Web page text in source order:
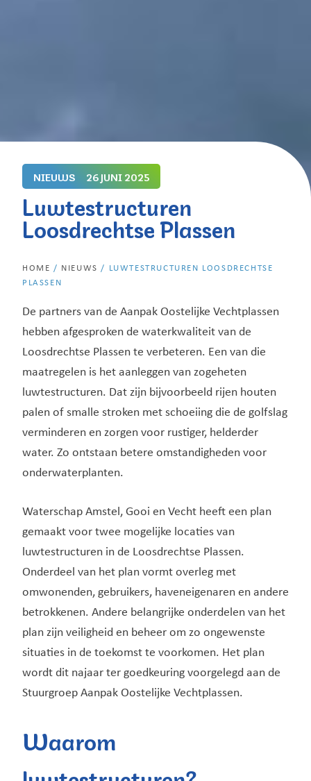
NIEUWS 26 JUNI 2025
Luwtestructuren
Loosdrechtse Plassen
HOME / NIEUWS /
LUWTESTRUCTUREN LOOSDRECHTSE
PLASSEN
De partners van de Aanpak Oostelijke Vechtplassen
hebben afgesproken de waterkwaliteit van de
Loosdrechtse Plassen te verbeteren. Een van die
maatregelen is het aanleggen van zogeheten
luwtestructuren. Dat zijn bijvoorbeeld rijen houten
palen of smalle stroken met schoeiing die de golfslag
verminderen en zorgen voor rustiger, helderder
water. Zo ontstaan betere omstandigheden voor
onderwaterplanten.
Waterschap Amstel, Gooi en Vecht heeft een plan
gemaakt voor twee mogelijke locaties van
luwtestructuren in de Loosdrechtse Plassen.
Onderdeel van het plan vormt overleg met
omwonenden, gebruikers, haveneigenaren en andere
betrokkenen. Andere belangrijke onderdelen van het
plan zijn veiligheid en beheer om zo ongewenste
situaties in de toekomst te voorkomen. Het plan
wordt dit najaar ter goedkeuring voorgelegd aan de
Stuurgroep Aanpak Oostelijke Vechtplassen.
Waarom